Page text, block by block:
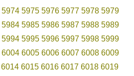
5974 5975 5976 5977 5978 5979
5984 5985 5986 5987 5988 5989
5994 5995 5996 5997 5998 5999
6004 6005 6006 6007 6008 6009
6014 6015 6016 6017 6018 6019